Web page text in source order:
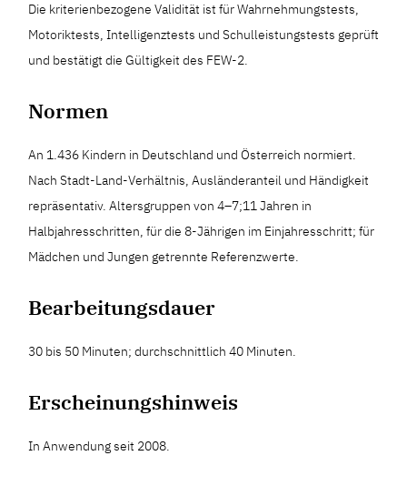
Die kriterienbezogene Validität ist für Wahrnehmungstests,
Motoriktests, Intelligenztests und Schulleistungstests geprüft
und bestätigt die Gültigkeit des FEW-2.
Normen
An 1.436 Kindern in Deutschland und Österreich normiert.
Nach Stadt-Land-Verhältnis, Ausländeranteil und Händigkeit
repräsentativ. Altersgruppen von 4–7;11 Jahren in
Halbjahresschritten, für die 8-Jährigen im Einjahresschritt; für
Mädchen und Jungen getrennte Referenzwerte.
Bearbeitungsdauer
30 bis 50 Minuten; durchschnittlich 40 Minuten.
Erscheinungshinweis
In Anwendung seit 2008.